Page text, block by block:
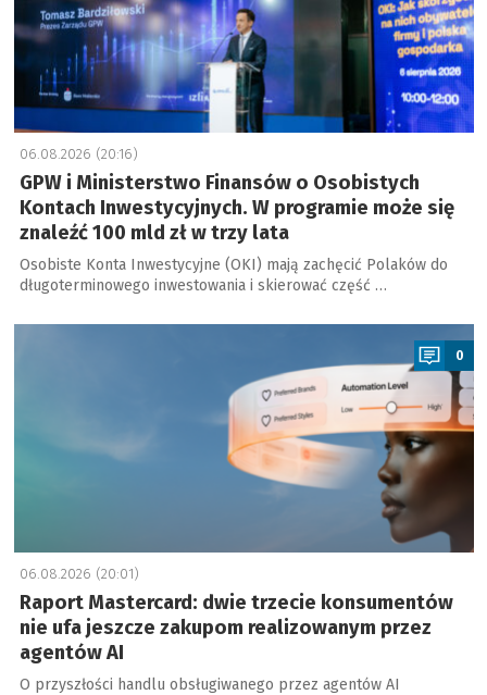
06.08.2026 (20:16)
GPW i Ministerstwo Finansów o Osobistych
Kontach Inwestycyjnych. W programie może się
znaleźć 100 mld zł w trzy lata
Osobiste Konta Inwestycyjne (OKI) mają zachęcić Polaków do
długoterminowego inwestowania i skierować część …
a
0
06.08.2026 (20:01)
Raport Mastercard: dwie trzecie konsumentów
nie ufa jeszcze zakupom realizowanym przez
agentów AI
O przyszłości handlu obsługiwanego przez agentów AI